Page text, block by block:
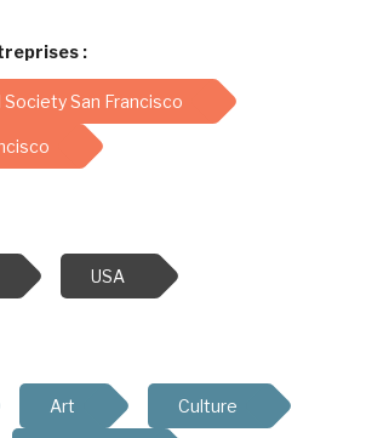
:
San Francisco
USA
Art Culture